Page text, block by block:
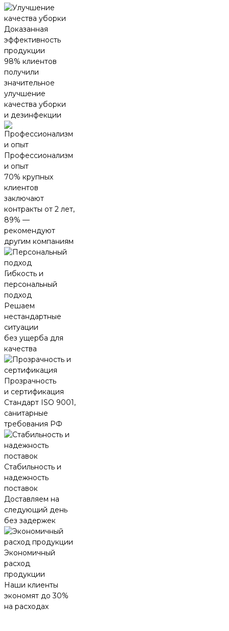
Доказанная
эффективность
продукции
98% клиентов
получили
значительное
улучшение
качества уборки
и дезинфекции
Профессионализм
и опыт
70% крупных
клиентов
заключают
контракты от 2 лет,
89% —
рекомендуют
другим компаниям
Гибкость и
персональный
подход
Решаем
нестандартные
ситуации
без ущерба для
качества
Прозрачность
и сертификация
Стандарт ISO 9001,
санитарные
требования РФ
Стабильность и
надежность
поставок
Доставляем на
следующий день
без задержек
Экономичный
расход
продукции
Наши клиенты
экономят до 30%
на расходах